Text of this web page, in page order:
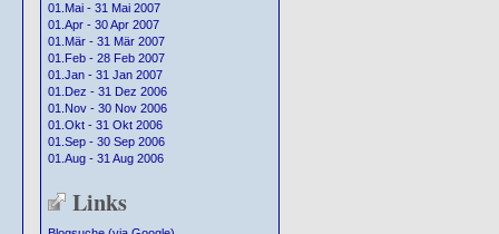
01.Mai - 31 Mai 2007
01.Apr - 30 Apr 2007
01.Mär - 31 Mär 2007
01.Feb - 28 Feb 2007
01.Jan - 31 Jan 2007
01.Dez - 31 Dez 2006
01.Nov - 30 Nov 2006
01.Okt - 31 Okt 2006
01.Sep - 30 Sep 2006
01.Aug - 31 Aug 2006
Links